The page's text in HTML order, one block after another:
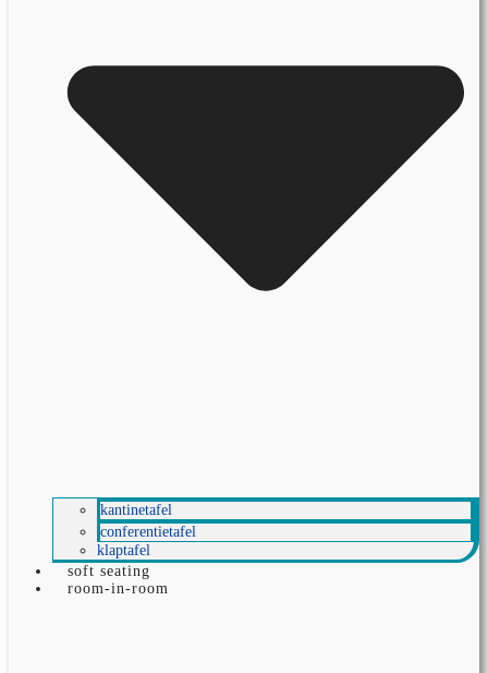
kantinetafel
conferentietafel
klaptafel
soft seating
room-in-room